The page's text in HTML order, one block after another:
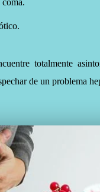
totalmente
de un problema